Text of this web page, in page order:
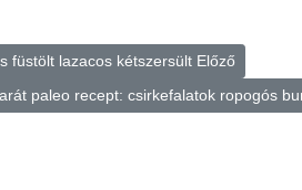
füstölt lazacos kétszersült Előző
paleo recept: csirkefalatok ropogós